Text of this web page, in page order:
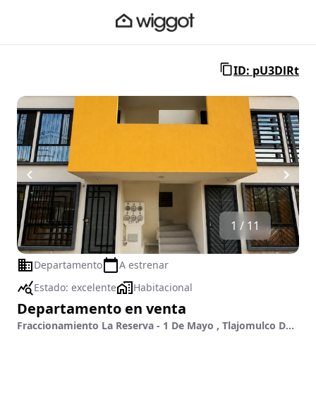
ID: pU3DlRt
1 / 11
Departamento
A estrenar
Estado: excelente Habitacional
Departamento en venta
Fraccionamiento La Reserva - 1 De Mayo , Tlajomulco De Zúñiga, Jalisco